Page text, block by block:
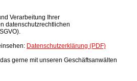
Verarbeitung Ihrer
datenschutzrechtlichen
Datenschutzerklärung (PDF)
gerne mit unseren Geschäftsanwälten